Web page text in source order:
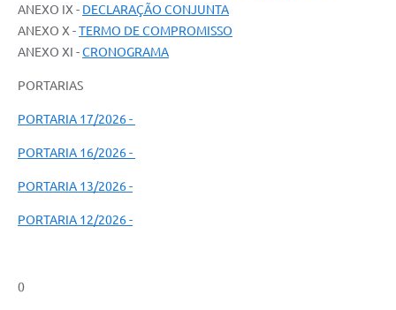
ANEXO IX - DECLARAÇÃO CONJUNTA
ANEXO X -TERMO DE COMPROMISSO
ANEXO XI -CRONOGRAMA
PORTARIAS
PORTARIA 17/2026 -
PORTARIA 16/2026 -
PORTARIA 13/2026 -
PORTARIA 12/2026 -
0